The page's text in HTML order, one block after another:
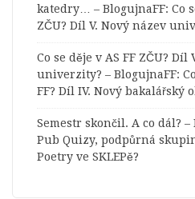
katedry… – BlogujnaFF: Co
ZČU? Díl V. Nový název
Co se děje v AS FF ZČU? Díl
univerzity? – BlogujnaFF:
FF? Díl IV. Nový bakalářský
Semestr skončil. A co dál? –
Pub Quizy, podpůrná
Poetry ve SKLEPě?